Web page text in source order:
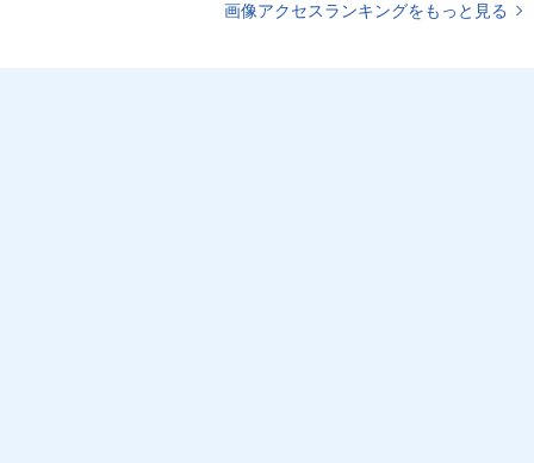
画像アクセスランキングをもっと見る